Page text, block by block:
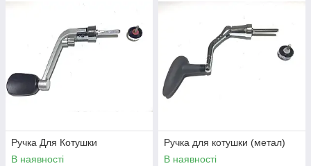
Ручка Для Котушки
В наявності
Ручка для котушки (метал)
В наявності